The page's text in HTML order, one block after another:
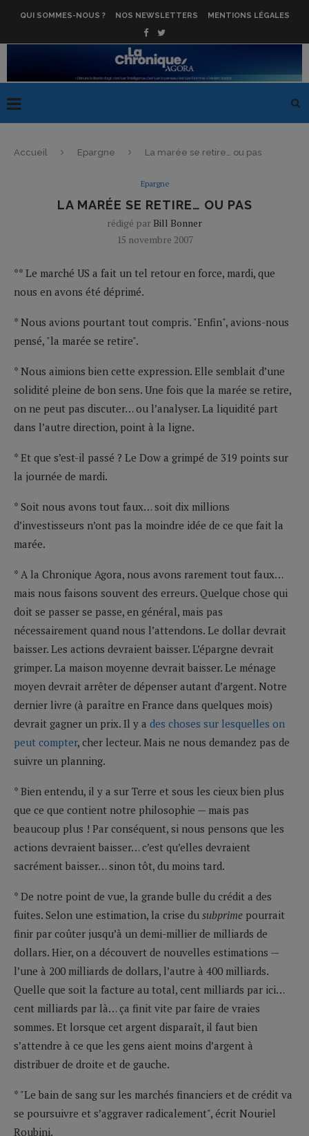
QUI SOMMES-NOUS ? NOS NEWSLETTERS MENTIONS LÉGALES
Accueil Epargne La marée se retire… ou pas
Epargne
LA MARÉE SE RETIRE… OU PAS
rédigé par Bill Bonner
15 novembre 2007
** Le marché US a fait un tel retour en force, mardi, que
nous en avons été déprimé.
* Nous avions pourtant tout compris. "Enfin", avions-nous
pensé, "la marée se retire".
* Nous aimions bien cette expression. Elle semblait d’une
solidité pleine de bon sens. Une fois que la marée se retire,
on ne peut pas discuter… ou l’analyser. La liquidité part
dans l’autre direction, point à la ligne.
* Et que s’est-il passé ? Le Dow a grimpé de 319 points sur
la journée de mardi.
* Soit nous avons tout faux… soit dix millions
d’investisseurs n’ont pas la moindre idée de ce que fait la
marée.
* A la Chronique Agora, nous avons rarement tout faux…
mais nous faisons souvent des erreurs. Quelque chose qui
doit se passer se passe, en général, mais pas
nécessairement quand nous l’attendons. Le dollar devrait
baisser. Les actions devraient baisser. L’épargne devrait
grimper. La maison moyenne devrait baisser. Le ménage
moyen devrait arrêter de dépenser autant d’argent. Notre
dernier livre (à paraître en France dans quelques mois)
devrait gagner un prix. Il y a des choses sur lesquelles on
peut compter, cher lecteur. Mais ne nous demandez pas de
suivre un planning.
* Bien entendu, il y a sur Terre et sous les cieux bien plus
que ce que contient notre philosophie — mais pas
beaucoup plus ! Par conséquent, si nous pensons que les
actions devraient baisser… c’est qu’elles devraient
sacrément baisser… sinon tôt, du moins tard.
* De notre point de vue, la grande bulle du crédit a des
fuites. Selon une estimation, la crise du subprime pourrait
finir par coûter jusqu’à un demi-millier de milliards de
dollars. Hier, on a découvert de nouvelles estimations —
l’une à 200 milliards de dollars, l’autre à 400 milliards.
Quelle que soit la facture au total, cent milliards par ici…
cent milliards par là… ça finit vite par faire de vraies
sommes. Et lorsque cet argent disparaît, il faut bien
s’attendre à ce que les gens aient moins d’argent à
distribuer de droite et de gauche.
* "Le bain de sang sur les marchés financiers et de crédit va
se poursuivre et s’aggraver radicalement", écrit Nouriel
Roubini.